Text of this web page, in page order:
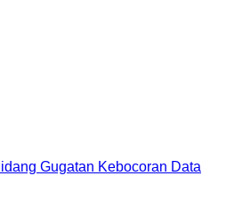
Gugatan Kebocoran Data